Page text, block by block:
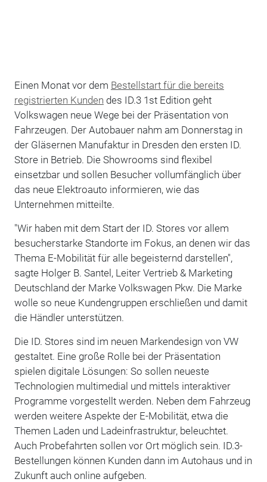
Einen Monat vor dem Bestellstart für die bereits
registrierten Kunden des ID.3 1st Edition geht
Volkswagen neue Wege bei der Präsentation von
Fahrzeugen. Der Autobauer nahm am Donnerstag in
der Gläsernen Manufaktur in Dresden den ersten ID.
Store in Betrieb. Die Showrooms sind flexibel
einsetzbar und sollen Besucher vollumfänglich über
das neue Elektroauto informieren, wie das
Unternehmen mitteilte.
"Wir haben mit dem Start der ID. Stores vor allem
besucherstarke Standorte im Fokus, an denen wir das
Thema E-Mobilität für alle begeisternd darstellen",
sagte Holger B. Santel, Leiter Vertrieb & Marketing
Deutschland der Marke Volkswagen Pkw. Die Marke
wolle so neue Kundengruppen erschließen und damit
die Händler unterstützen.
Die ID. Stores sind im neuen Markendesign von VW
gestaltet. Eine große Rolle bei der Präsentation
spielen digitale Lösungen: So sollen neueste
Technologien multimedial und mittels interaktiver
Programme vorgestellt werden. Neben dem Fahrzeug
werden weitere Aspekte der E-Mobilität, etwa die
Themen Laden und Ladeinfrastruktur, beleuchtet.
Auch Probefahrten sollen vor Ort möglich sein. ID.3-
Bestellungen können Kunden dann im Autohaus und in
Zukunft auch online aufgeben.